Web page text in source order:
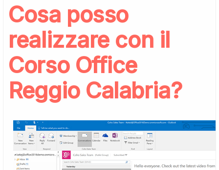
Cosa posso
realizzare con il
Corso Office
Reggio Calabria?